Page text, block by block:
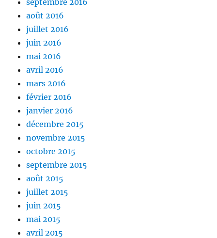
août 2016
juillet 2016
juin 2016
mai 2016
avril 2016
mars 2016
février 2016
janvier 2016
décembre 2015
novembre 2015
octobre 2015
septembre 2015
août 2015
juillet 2015
juin 2015
mai 2015
avril 2015